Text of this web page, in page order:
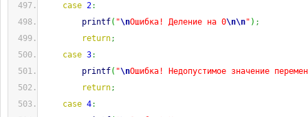
case 2:
printf( "\nОшибка! Деление на 0\n\n" ) ;
return;
case 3:
printf( "\nОшибка! Недопустимое значение
return;
case 4: